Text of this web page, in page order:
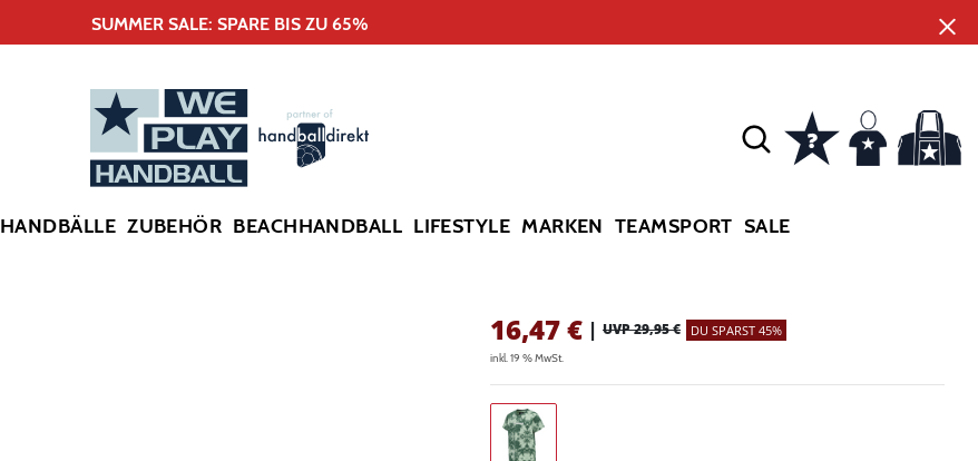
SUMMER SALE: SPARE BIS ZU 65%
HANDBÄLLE ZUBEHÖR BEACHHANDBALL LIFESTYLE MARKEN TEAMSPORT SALE
16,47€ | UVP 29,95 € DU SPARST 45%
inkl. 19 % MwSt.